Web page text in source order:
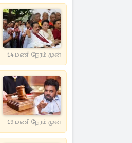
14 மணி நேரம் முன்
19 மணி நேரம் முன்